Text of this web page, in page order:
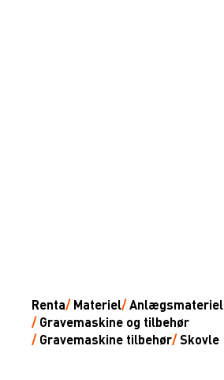
Renta/ Materiel/Anlægsmateriel
/ Gravemaskine og tilbehør
/ Gravemaskine tilbehør/Skovle